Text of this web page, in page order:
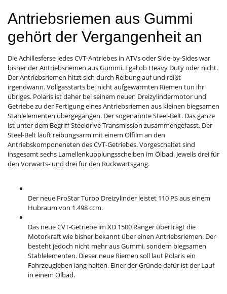
Antriebsriemen aus Gummi
gehört der Vergangenheit an
Die Achillesferse jedes CVT-Antriebes in ATVs oder Side-by-Sides war
bisher der Antriebsriemen aus Gummi. Egal ob Heavy Duty oder nicht.
Der Antriebsriemen hitzt sich durch Reibung auf und reißt
irgendwann. Vollgasstarts bei nicht aufgewärmten Riemen tun ihr
übriges. Polaris ist daher bei seinem neuen Dreizylindermotor und
Getriebe zu der Fertigung eines Antriebsriemen aus kleinen biegsamen
Stahlelementen übergegangen. Der sogenannte Steel-Belt. Das ganze
ist unter dem Begriff Steeldrive Transmission zusammengefasst. Der
Steel-Belt läuft reibungsarm mit einem Ölfilm an den
Antriebskomponeneten des CVT-Getriebes. Vorgeschaltet sind
insgesamt sechs Lamellenkupplungsscheiben im Ölbad. Jeweils drei für
den Vorwärts- und drei für den Rückwärtsgang.
Der neue ProStar Turbo Dreizylinder leistet 110 PS aus einem
Hubraum von 1.498 ccm.
Das neue CVT-Getriebe im XD 1500 Ranger überträgt die
Motorkraft wie bisher bekannt über einen Antriebsriemen. Der
besteht jedoch nicht mehr aus Gummi, sondern biegsamen
Stahlelementen. Dieser neue Riemen soll laut Polaris ein
Fahrzeugleben lang halten. Einer der Gründe dafür ist der Lauf
in einem Ölbad.